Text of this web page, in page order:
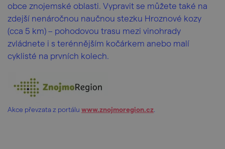
obce znojemské oblasti. Vypravit se můžete také na
zdejší nenáročnou naučnou stezku Hroznové kozy
(cca 5 km) – pohodovou trasu mezi vinohrady
zvládnete i s terénnějším kočárkem anebo malí
cyklisté na prvních kolech.
Akce převzata z portálu www.znojmoregion.cz